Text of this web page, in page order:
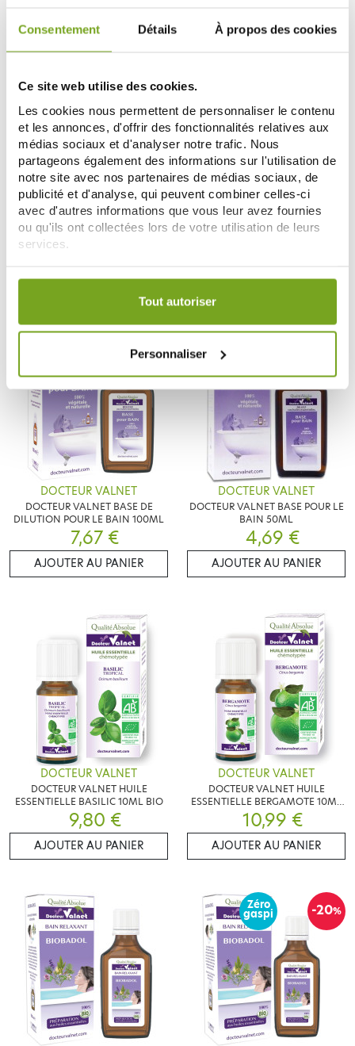
Consentement Détails À propos des cookies
Ce site web utilise des cookies.
Les cookies nous permettent de personnaliser le contenu
et les annonces, d'offrir des fonctionnalités relatives aux
médias sociaux et d'analyser notre trafic. Nous
partageons également des informations sur l'utilisation de
notre site avec nos partenaires de médias sociaux, de
publicité et d'analyse, qui peuvent combiner celles-ci
avec d'autres informations que vous leur avez fournies
ou qu'ils ont collectées lors de votre utilisation de leurs
services.
Votre choix de consentement est conservé pendant une
Tout autoriser
Personnaliser
DOCTEUR VALNET
DOCTEUR VALNET HUILE
ESSENTIELLE THYM A LINALOL
AJOUTER AU PANIER
DOCTEUR VALNET
DOCTEUR VALNET BABIBAD BAIN
AJOUTER AU PANIER
DOCTEUR VALNET
DOCTEUR VALNET BASE DE
DILUTION POUR LE BAIN 100ML
7,67 €
AJOUTER AU PANIER
DOCTEUR VALNET
DOCTEUR VALNET BASE POUR LE
BAIN 50ML
4,69 €
AJOUTER AU PANIER
DOCTEUR VALNET
DOCTEUR VALNET HUILE
ESSENTIELLE BASILIC 10ML BIO
9,80 €
AJOUTER AU PANIER
DOCTEUR VALNET
DOCTEUR VALNET HUILE
ESSENTIELLE BERGAMOTE 10ML
BIO
10,99 €
AJOUTER AU PANIER
-20%
Zéro
gaspi